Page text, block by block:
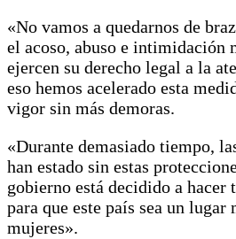
«No vamos a quedarnos de
el acoso, abuso e intimidación
ejercen su derecho legal a la
eso hemos acelerado esta
vigor sin más demoras.
«Durante demasiado tiempo,
han estado sin estas
gobierno está decidido a hacer
para que este país sea un lugar
mujeres».